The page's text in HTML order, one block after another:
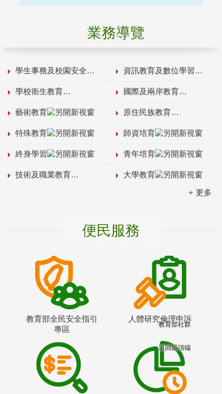
業務導覽
學生事務及校園安全 資訊教育及數位學習
學校衛生教育 國際及兩岸教育
藝術教育 原住民族教育
特殊教育 師資培育
終身學習 青年培育
技術及職業教育 大學教育
更多
便民服務
教育部全民安全指引
專區
人體研究倫理申訴
教育部社群
返回最頂端